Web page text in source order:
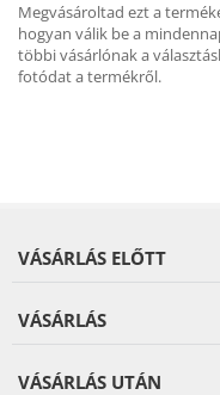
Megvásároltad ezt a
hogyan válik be a
többi vásárlónak a
fotódat a termékről.
VÁSÁRLÁS ELŐTT
VÁSÁRLÁS
VÁSÁRLÁS UTÁN